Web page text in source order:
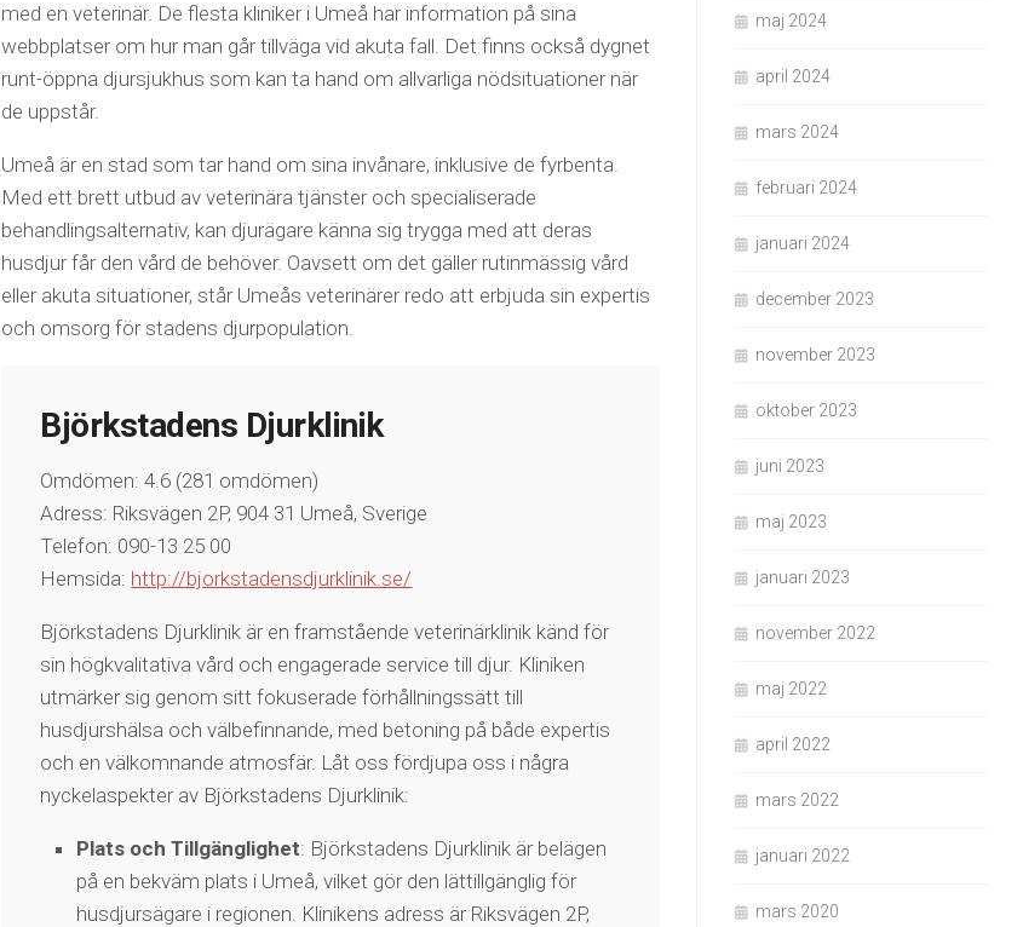
med en veterinär. De flesta kliniker i Umeå har information på sina
webbplatser om hur man går tillväga vid akuta fall. Det finns också dygnet
runt-öppna djursjukhus som kan ta hand om allvarliga nödsituationer när
de uppstår.
Umeå är en stad som tar hand om sina invånare, inklusive de fyrbenta.
Med ett brett utbud av veterinära tjänster och specialiserade
behandlingsalternativ, kan djurägare känna sig trygga med att deras
husdjur får den vård de behöver. Oavsett om det gäller rutinmässig vård
eller akuta situationer, står Umeås veterinärer redo att erbjuda sin expertis
och omsorg för stadens djurpopulation.
Björkstadens Djurklinik
Omdömen: 4.6 (281 omdömen)
Adress: Riksvägen 2P, 904 31 Umeå, Sverige
Telefon: 090-13 25 00
Hemsida: http://bjorkstadensdjurklinik.se/
Björkstadens Djurklinik är en framstående veterinärklinik känd för
sin högkvalitativa vård och engagerade service till djur. Kliniken
utmärker sig genom sitt fokuserade förhållningssätt till
husdjurshälsa och välbefinnande, med betoning på både expertis
och en välkomnande atmosfär. Låt oss fördjupa oss i några
nyckelaspekter av Björkstadens Djurklinik:
Plats och Tillgänglighet: Björkstadens Djurklinik är belägen
på en bekväm plats i Umeå, vilket gör den lättillgänglig för
husdjursägare i regionen. Klinikens adress är Riksvägen 2P,
maj 2024
april 2024
mars 2024
februari 2024
januari 2024
december 2023
november 2023
oktober 2023
juni 2023
maj 2023
januari 2023
november 2022
maj 2022
april 2022
mars 2022
januari 2022
mars 2020